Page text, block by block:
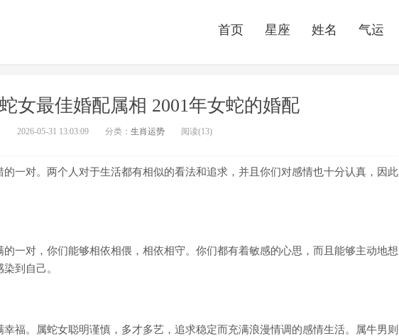
首页 星座 姓名 气运
女最佳婚配属相 2001年女蛇的婚配
2026-05-31 13:03:09 分类： 生肖运势 阅读(13)
一对。两个人对于生活都有相似的看法和追求，并且你们对感情也十分认真，因此
一对，你们能够相依相偎，相依相守。你们都有着敏感的心思，而且能够主动地想
到自己。
福。属蛇女聪明谨慎，多才多艺，追求稳定而充满浪漫情调的感情生活。属牛男则